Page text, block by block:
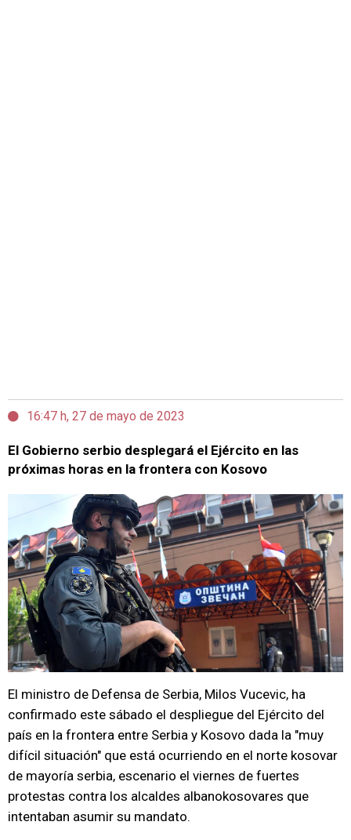
16:47 h, 27 de mayo de 2023
El Gobierno serbio desplegará el Ejército en las
próximas horas en la frontera con Kosovo
El ministro de Defensa de Serbia, Milos Vucevic, ha
confirmado este sábado el despliegue del Ejército del
país en la frontera entre Serbia y Kosovo dada la "muy
difícil situación" que está ocurriendo en el norte kosovar
de mayoría serbia, escenario el viernes de fuertes
protestas contra los alcaldes albanokosovares que
intentaban asumir su mandato.